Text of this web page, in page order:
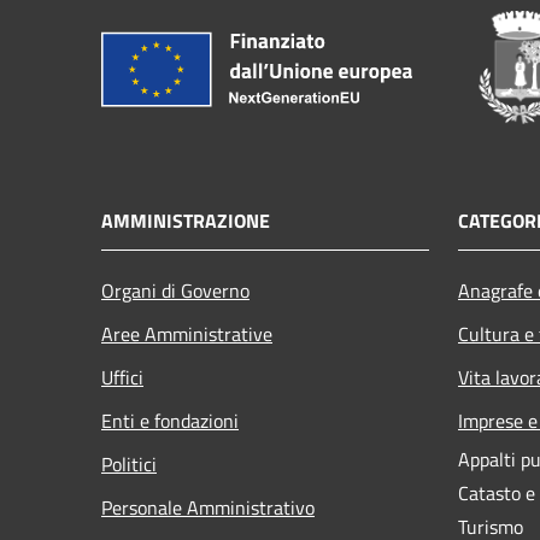
AMMINISTRAZIONE
Organi di Governo
Aree Amministrative
Uffici
Enti e fondazioni
Politici
Personale Amministrativo
Cultura
Vita
Imprese
Appalti
Catasto
Turismo